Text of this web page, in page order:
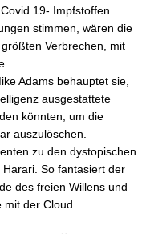
19- Impfstoffen
stimmen, wären die
Verbrechen, mit
Adams behauptet sie,
ausgestattete
könnten, um die
auszulöschen.
zu den dystopischen
So fantasiert der
des freien Willens und
der Cloud.